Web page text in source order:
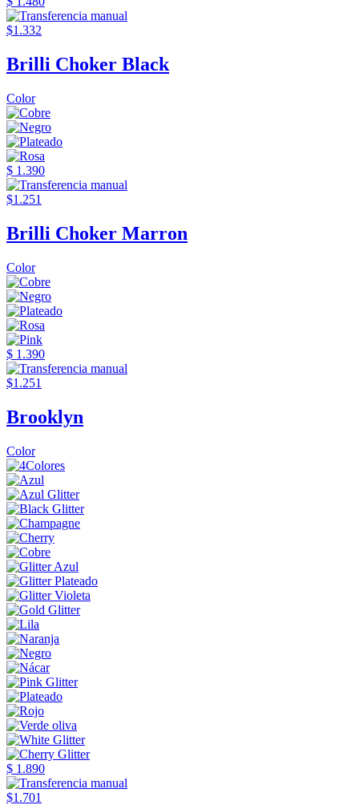
$1.332
Brilli Choker Black
Color
$ 1.390
$1.251
Brilli Choker Marron
Color
$ 1.390
$1.251
Brooklyn
Color
$ 1.890
$1.701